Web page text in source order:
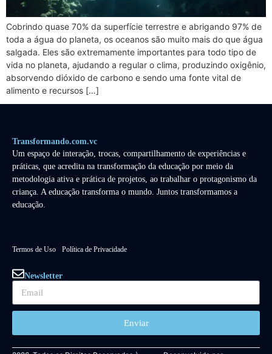
Cobrindo quase 70% da superfície terrestre e abrigando 97% de
toda a água do planeta, os oceanos são muito mais do que água
salgada. Eles são extremamente importantes para todo tipo de
vida no planeta, ajudando a regular o clima, produzindo oxigênio,
absorvendo dióxido de carbono e sendo uma fonte vital de
alimento e recursos […]
Transformando.com.vc
Um espaço de interação, trocas, compartilhamento de experiências e
práticas, que acredita na transformação da educação por meio da
metodologia ativa e prática de projetos, ao trabalhar o protagonismo da
criança. A educação transforma o mundo. Juntos transformamos a
educação.
Termos de Uso Política de Privacidade
Newsletter
Enviar